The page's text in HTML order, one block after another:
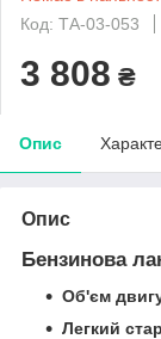
Код: ТА-03-053
3 808 ₴
Опис
Опис
Бензинова
Об'єм
Легкий